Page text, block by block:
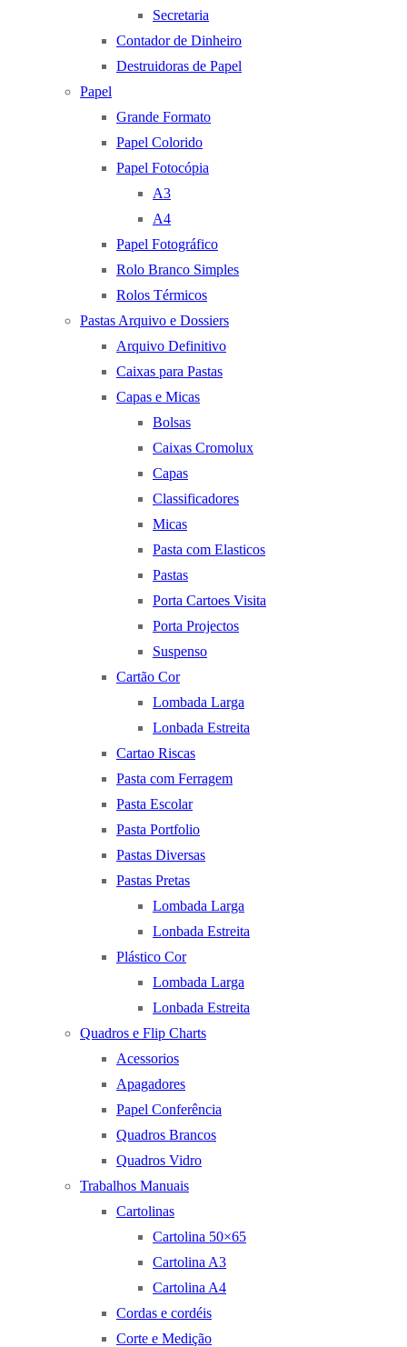
Secretaria
Contador de Dinheiro
Destruidoras de Papel
Papel
Grande Formato
Papel Colorido
Papel Fotocópia
A3
A4
Papel Fotográfico
Rolo Branco Simples
Rolos Térmicos
Pastas Arquivo e Dossiers
Arquivo Definitivo
Caixas para Pastas
Capas e Micas
Bolsas
Caixas Cromolux
Capas
Classificadores
Micas
Pasta com Elasticos
Pastas
Porta Cartoes Visita
Porta Projectos
Suspenso
Cartão Cor
Lombada Larga
Lonbada Estreita
Cartao Riscas
Pasta com Ferragem
Pasta Escolar
Pasta Portfolio
Pastas Diversas
Pastas Pretas
Lombada Larga
Lonbada Estreita
Plástico Cor
Lombada Larga
Lonbada Estreita
Quadros e Flip Charts
Acessorios
Apagadores
Papel Conferência
Quadros Brancos
Quadros Vidro
Trabalhos Manuais
Cartolinas
Cartolina 50×65
Cartolina A3
Cartolina A4
Cordas e cordéis
Corte e Medição